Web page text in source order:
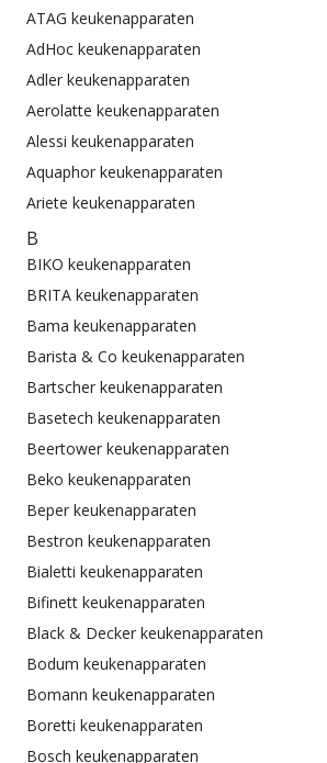
ATAG keukenapparaten
AdHoc keukenapparaten
Adler keukenapparaten
Aerolatte keukenapparaten
Alessi keukenapparaten
Aquaphor keukenapparaten
Ariete keukenapparaten
B
BIKO keukenapparaten
BRITA keukenapparaten
Bama keukenapparaten
Barista & Co keukenapparaten
Bartscher keukenapparaten
Basetech keukenapparaten
Beertower keukenapparaten
Beko keukenapparaten
Beper keukenapparaten
Bestron keukenapparaten
Bialetti keukenapparaten
Bifinett keukenapparaten
Black & Decker keukenapparaten
Bodum keukenapparaten
Bomann keukenapparaten
Boretti keukenapparaten
Bosch keukenapparaten